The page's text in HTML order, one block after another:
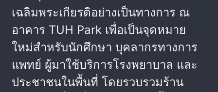
เฉลิมพระเกียรติอย่างเป็นทางการ ณ
อาคาร TUH Park เพื่อเป็นจุดหมาย
ใหม่สำหรับนักศึกษา บุคลากรทางการ
แพทย์ ผู้มาใช้บริการโรงพยาบาล และ
ประชาชนในพื้นที่ โดยรวบรวมร้าน